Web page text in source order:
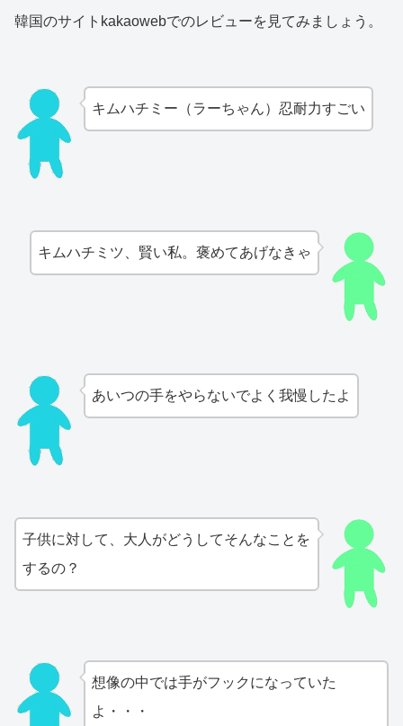
韓国のサイトkakaowebでのレビューを見てみましょう。
キムハチミー（ラーちゃん）忍耐力すごい
キムハチミツ、賢い私。褒めてあげなきゃ
あいつの手をやらないでよく我慢したよ
子供に対して、大人がどうしてそんなことを
するの？
想像の中では手がフックになっていた
よ・・・